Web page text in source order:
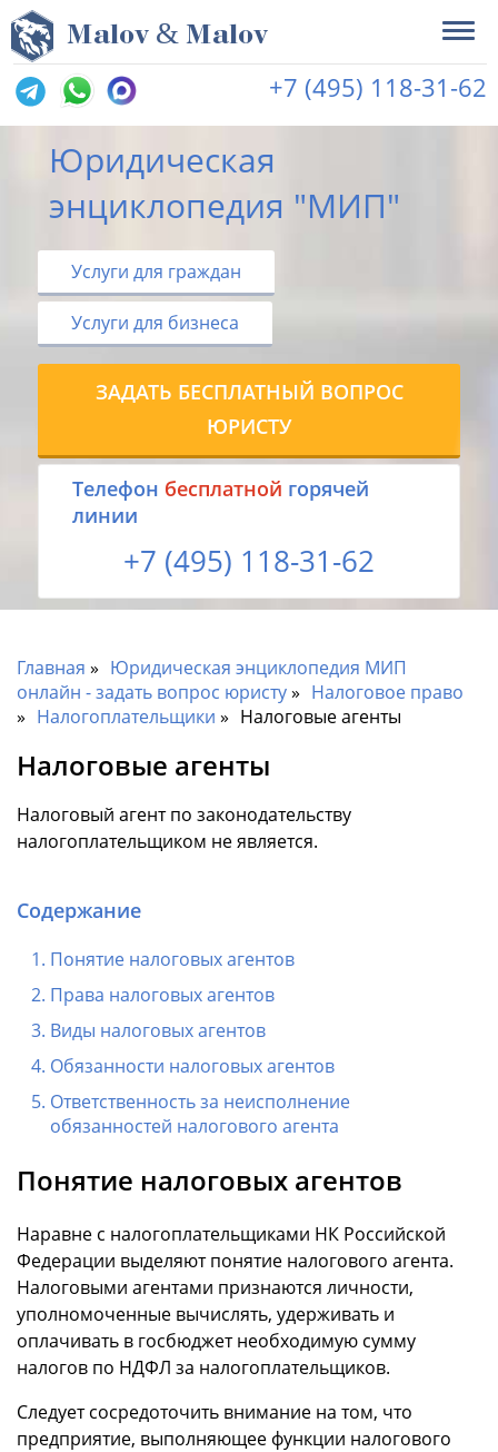
Malov & Malov
+7 (495) 118-31-62
Юридическая
энциклопедия "МИП"
Услуги для граждан
Услуги для бизнеса
ЗАДАТЬ БЕСПЛАТНЫЙ ВОПРОС
ЮРИСТУ
Tелефон бесплатной горячей
линии
+7 (495) 118-31-62
Главная
Юридическая энциклопедия МИП
онлайн - задать вопрос юристу
Налоговое право
Налогоплательщики
Налоговые агенты
Налоговые агенты
Налоговый агент по законодательству
налогоплательщиком не является.
Содержание
Понятие налоговых агентов
Права налоговых агентов
Виды налоговых агентов
Обязанности налоговых агентов
Ответственность за неисполнение
обязанностей налогового агента
Понятие налоговых агентов
Наравне с налогоплательщиками НК Российской
Федерации выделяют понятие налогового агента.
Налоговыми агентами признаются личности,
уполномоченные вычислять, удерживать и
оплачивать в госбюджет необходимую сумму
налогов по НДФЛ за налогоплательщиков.
Следует сосредоточить внимание на том, что
предприятие, выполняющее функции налогового